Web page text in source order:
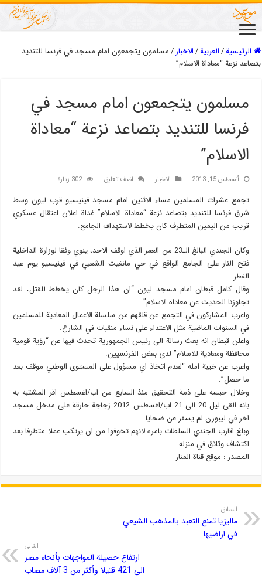
الرئيسية/العربیة/الاخبار/مسلمون يتجمعون امام مسجد في فرنسا للتنديد
بتصاعد نزعة “معاداة الاسلام”
مسلمون يتجمعون امام مسجد في
فرنسا للتنديد بتصاعد نزعة “معاداة
الاسلام”
أغسطس 15, 2013 الاخبار اضف تعليق 302 زيارة
تجمع عشرات المسلمين مساء الاثنين امام مسجد فينيسيو قرب ليون وسط
شرق فرنسا للتنديد بتصاعد نزعة “معاداة الاسلام” غداة اعلان اعتقال عسكري
قريب من اليمين المتطرف كان يخطط لاستهداف الجامع.
وكان الجندي البالغ الـ23 من العمر الذي اوقف الاحد، ينوي وفقا لوزارة الداخلية
فتح النار على الجامع الواقع في حي مانغيت الشعبي في فينيسيو يوم عيد
الفطر.
وقال كامل قبطان امام مسجد ليون “ان هذا الرجل كان يخطط للقتل، لقد
تجاوزنا الحديث عن معاداة الاسلام”.
واعرب المشاركون في التجمع عن قلقهم من سلسلة الاعمال المعادية للمسلمين
في السنوات الماضية مثل الاعتداء على نساء منقبات في الشارع.
واعلن قبطان انه بعث رسالة الى رئيس الجمهورية تحدث فيها عن “رؤية قومية
محافظة ومعادية للاسلام” لدى بعض الفرنسيين.
واعرب عن خيبة امله “لعدم اتخاذ اي مسؤول على المستوى الوطني موقف بعد
ما حصل”.
وخلال حبسه على ذمة التحقيق منذ السابع من اب/اغسطس اقر المشتبه به
بانه القى ليل 20 الى 21 اب/اغسطس 2012 زجاجة حارقة على مدخل مسجد
اخر في ليبورن لم يسفر عن ضحايا.
وبلغ اقارب الجندي السلطات بامره لانهم تخوفوا من ان يرتكب عملا متطرفا بعد
اكتشاف وثائق في منزله.
المصدر : موقع قناة المنار
السابق
ماليزيا تمنع التعبد بالمذهب الشيعي
في اراضيها
التالي
ارتفاع حصيلة المواجهات بأنحاء مصر
الى 421 قتيلا وأكثر من 3 آلاف مصاب